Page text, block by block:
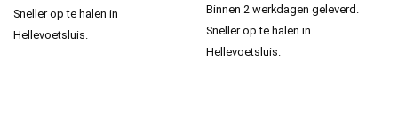
Sneller op te halen in
Hellevoetsluis.
Binnen 2 werkdagen geleverd.
Sneller op te halen in
Hellevoetsluis.